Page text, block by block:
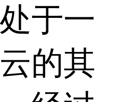
于一
的其